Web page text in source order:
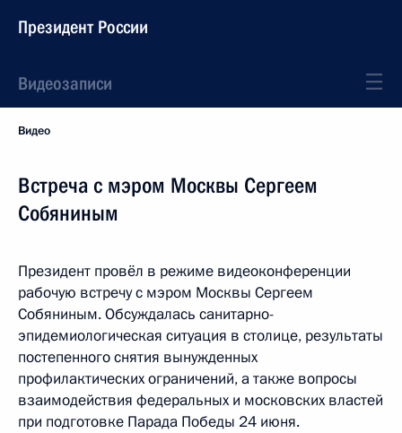
Президент России
Видеозаписи
Видео
Встреча с мэром Москвы Сергеем
Собяниным
Президент провёл в режиме видеоконференции
рабочую встречу с мэром Москвы Сергеем
Собяниным. Обсуждалась санитарно-
эпидемиологическая ситуация в столице, результаты
постепенного снятия вынужденных
профилактических ограничений, а также вопросы
взаимодействия федеральных и московских властей
при подготовке Парада Победы 24 июня.